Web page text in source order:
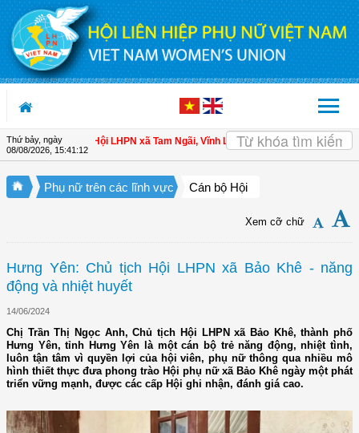
Truy cập nội dung luôn
Thứ bảy, ngày
08/08/2026, 15:41:13
hội viên | Hội LHPN xã Tam Ngãi, Vĩnh Long sơ kết công tác Hội và
Phụ nữ trên các lĩnh vực Cán bộ Hội
Xem cỡ chữ
Hưng Yên: Chủ tịch Hội LHPN xã Bảo Khê - năng
động và nhiệt huyết
14/06/2024
Chị Trần Thị Ngọc Anh, Chủ tịch Hội LHPN xã Bảo Khê, thành phố
Hưng Yên, tỉnh Hưng Yên là một cán bộ trẻ năng động, nhiệt tình,
luôn tận tâm vì quyền lợi của hội viên, phụ nữ thông qua nhiều mô
hình thiết thực đưa phong trào Hội phụ nữ xã Bảo Khê ngày một phát
triển vững mạnh, được các cấp Hội ghi nhận, đánh giá cao.